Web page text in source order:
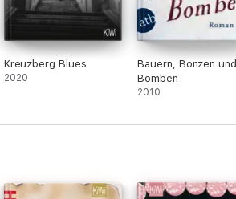
Kreuzberg Blues
2020
Bauern, Bonzen und
Bomben
2010